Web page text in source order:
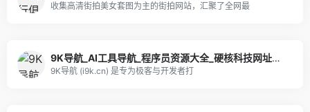
收集高清街拍美女套图为主的街拍网站，汇聚了全网最
9K导航_AI工具导航_程序员资源大全_硬核科技网址导航
9K导航 (i9k.cn) 是专为极客与开发者打